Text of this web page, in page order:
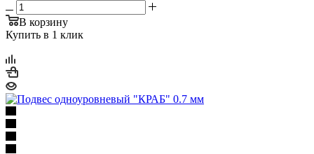
В корзину
Купить в 1 клик